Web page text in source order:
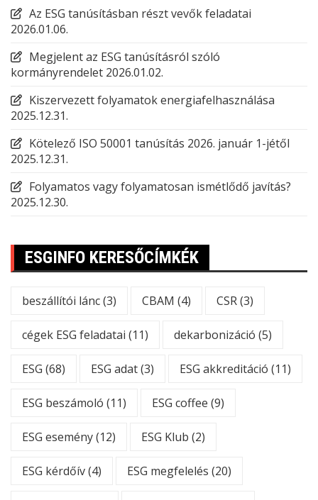
Az ESG tanúsításban részt vevők feladatai
2026.01.06.
Megjelent az ESG tanúsításról szóló
kormányrendelet 2026.01.02.
Kiszervezett folyamatok energiafelhasználása
2025.12.31.
Kötelező ISO 50001 tanúsítás 2026. január 1-jétől
2025.12.31.
Folyamatos vagy folyamatosan ismétlődő javítás?
2025.12.30.
ESGINFO KERESŐCÍMKÉK
beszállítói lánc(3) CBAM (4) CSR(3)
cégek ESG feladatai (11) dekarbonizáció (5)
ESG (68) ESG adat(3) ESG akkreditáció (11)
ESG beszámoló (11) ESG coffee (9)
ESG esemény(12) ESG Klub (2)
ESG kérdőív(4) ESG megfelelés (20)